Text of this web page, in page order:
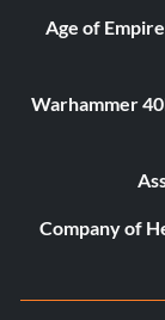
zombis sin
Age of
Warhammer
Company of